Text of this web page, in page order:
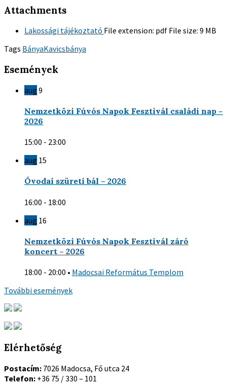
Attachments
Lakossági tájékoztató File extension: pdf File size: 9 MB
Tags BányaKavicsbánya
Események
aug 9
Nemzetközi Fúvós Napok Fesztivál családi nap –
2026
15:00 - 23:00
aug 15
Óvodai szüreti bál – 2026
16:00 - 18:00
aug 16
Nemzetközi Fúvós Napok Fesztivál záró
koncert – 2026
18:00 - 20:00 • Madocsai Református Templom
További események
Elérhetőség
Postacím: 7026 Madocsa, Fő utca 24
Telefon: +36 75 / 330 – 101